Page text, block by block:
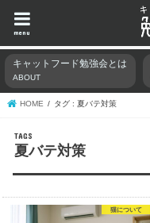
menu
キャットフード勉強会とは
ABOUT
HOME タグ : 夏バテ対策
夏バテ対策
猫について